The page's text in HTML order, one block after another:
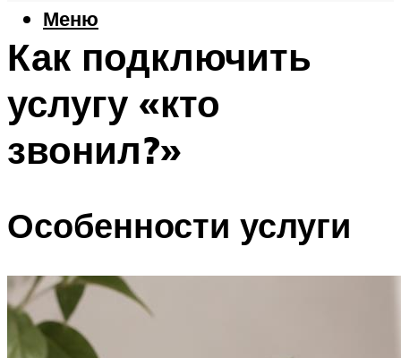
Меню
Как подключить
услугу «кто
звонил?»
Особенности услуги